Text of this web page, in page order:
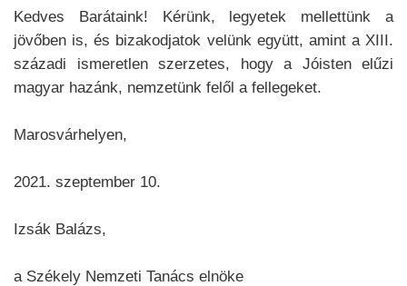
Kedves Barátaink! Kérünk, legyetek mellettünk a
jövőben is, és bizakodjatok velünk együtt, amint a XIII.
századi ismeretlen szerzetes, hogy a Jóisten elűzi
magyar hazánk, nemzetünk felől a fellegeket.
Marosvárhelyen,
2021. szeptember 10.
Izsák Balázs,
a Székely Nemzeti Tanács elnöke